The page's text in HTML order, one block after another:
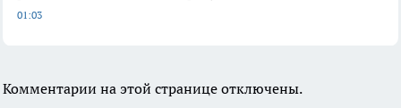
01:03
Комментарии на этой странице отключены.